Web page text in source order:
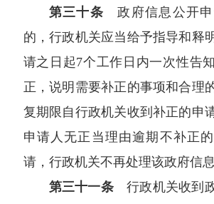
第三十条 政府信息公开申
的，行政机关应当给予指导和释
请之日起7个工作日内一次性告
正，说明需要补正的事项和合理
复期限自行政机关收到补正的申
申请人无正当理由逾期不补正
请，行政机关不再处理该政府信息
第三十一条行政机关收到